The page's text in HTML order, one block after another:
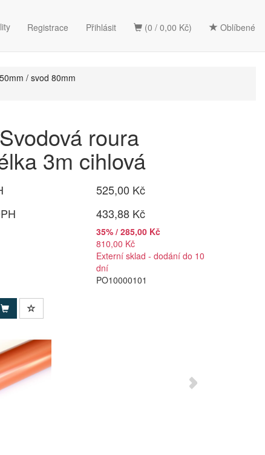
(0 / 0,00 Kč) Oblíbené
Registrace Přihlásit
/ svod 80mm
roura
3m cihlová
525,00 Kč
433,88 Kč
35% / 285,00 Kč
810,00 Kč
Externí sklad - dodání do 10
dní
PO10000101